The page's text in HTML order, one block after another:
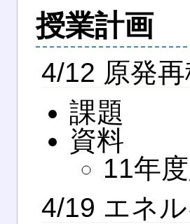
授業計画
4/12 原発
課題
資料
11年
4/19 エネ